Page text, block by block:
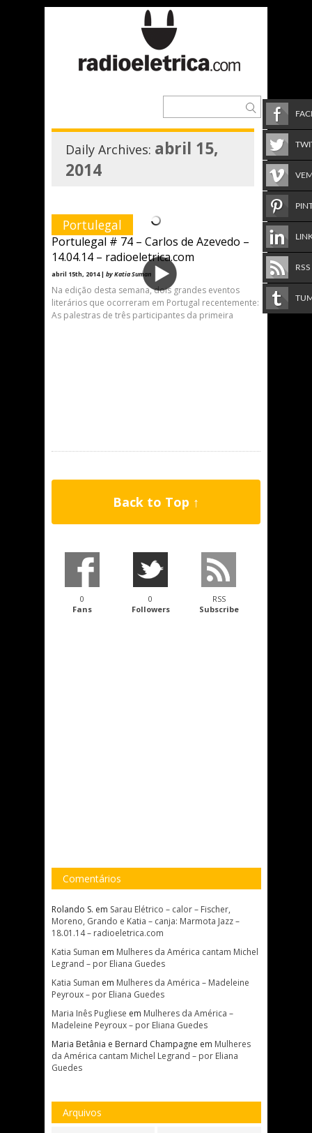
Daily Archives: abril 15,
2014
Portulegal
Portulegal # 74 – Carlos de Azevedo –
14.04.14 – radioeletrica.com
abril 15th, 2014 | by Katia Suman
Na edição desta semana, dois grandes eventos
literários que ocorreram em Portugal recentemente:
As palestras de três participantes da primeira
Back to Top ↑
0
Fans
0
Followers
RSS
Subscribe
Comentários
Rolando S. em Sarau Elétrico – calor – Fischer,
Moreno, Grando e Katia – canja: Marmota Jazz –
18.01.14 – radioeletrica.com
Katia Suman em Mulheres da América cantam Michel
Legrand – por Eliana Guedes
Katia Suman em Mulheres da América – Madeleine
Peyroux – por Eliana Guedes
Maria Inês Pugliese em Mulheres da América –
Madeleine Peyroux – por Eliana Guedes
Maria Betânia e Bernard Champagne em Mulheres
da América cantam Michel Legrand – por Eliana
Guedes
Arquivos
RSS